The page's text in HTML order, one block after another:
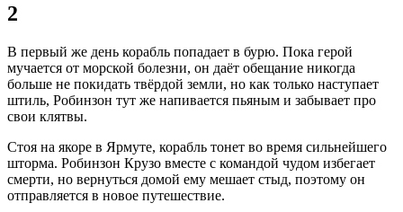
2
В первый же день корабль попадает в бурю. Пока герой
мучается от морской болезни, он даёт обещание никогда
больше не покидать твёрдой земли, но как только наступает
штиль, Робинзон тут же напивается пьяным и забывает про
свои клятвы.
Стоя на якоре в Ярмуте, корабль тонет во время сильнейшего
шторма. Робинзон Крузо вместе с командой чудом избегает
смерти, но вернуться домой ему мешает стыд, поэтому он
отправляется в новое путешествие.